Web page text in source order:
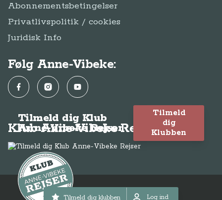
Tilmeld dig klubben Log ind
Abonnementsbetingelser
Privatlivspolitik / cookies
Juridisk Info
Følg Anne-Vibeke:
FacebookInstagramYouTube
Klub Anne-Vibeke Rejser
Tilmeld dig Klub
Anne-Vibeke Rejser
Tilmeld
dig
Klubben
© Anne-Vibeke Rejser 2026